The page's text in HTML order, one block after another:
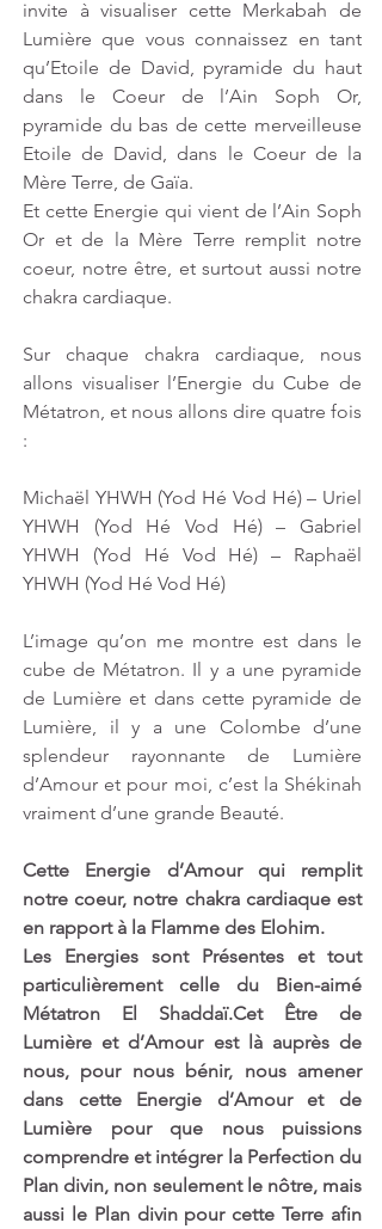
invite à visualiser cette Merkabah de
Lumière que vous connaissez en tant
qu’Etoile de David, pyramide du haut
dans le Coeur de l’Ain Soph Or,
pyramide du bas de cette merveilleuse
Etoile de David, dans le Coeur de la
Mère Terre, de Gaïa.
Et cette Energie qui vient de l’Ain Soph
Or et de la Mère Terre remplit notre
coeur, notre être, et surtout aussi notre
chakra cardiaque.
Sur chaque chakra cardiaque, nous
allons visualiser l’Energie du Cube de
Métatron, et nous allons dire quatre fois
:
Michaël YHWH (Yod Hé Vod Hé) – Uriel
YHWH (Yod Hé Vod Hé) – Gabriel
YHWH (Yod Hé Vod Hé) – Raphaël
YHWH (Yod Hé Vod Hé)
L’image qu’on me montre est dans le
cube de Métatron. Il y a une pyramide
de Lumière et dans cette pyramide de
Lumière, il y a une Colombe d’une
splendeur rayonnante de Lumière
d’Amour et pour moi, c’est la Shékinah
vraiment d’une grande Beauté.
Cette Energie d’Amour qui remplit
notre coeur, notre chakra cardiaque est
en rapport à la Flamme des Elohim.
Les Energies sont Présentes et tout
particulièrement celle du Bien-aimé
Métatron El Shaddaï.Cet Être de
Lumière et d’Amour est là auprès de
nous, pour nous bénir, nous amener
dans cette Energie d’Amour et de
Lumière pour que nous puissions
comprendre et intégrer la Perfection du
Plan divin, non seulement le nôtre, mais
aussi le Plan divin pour cette Terre afin